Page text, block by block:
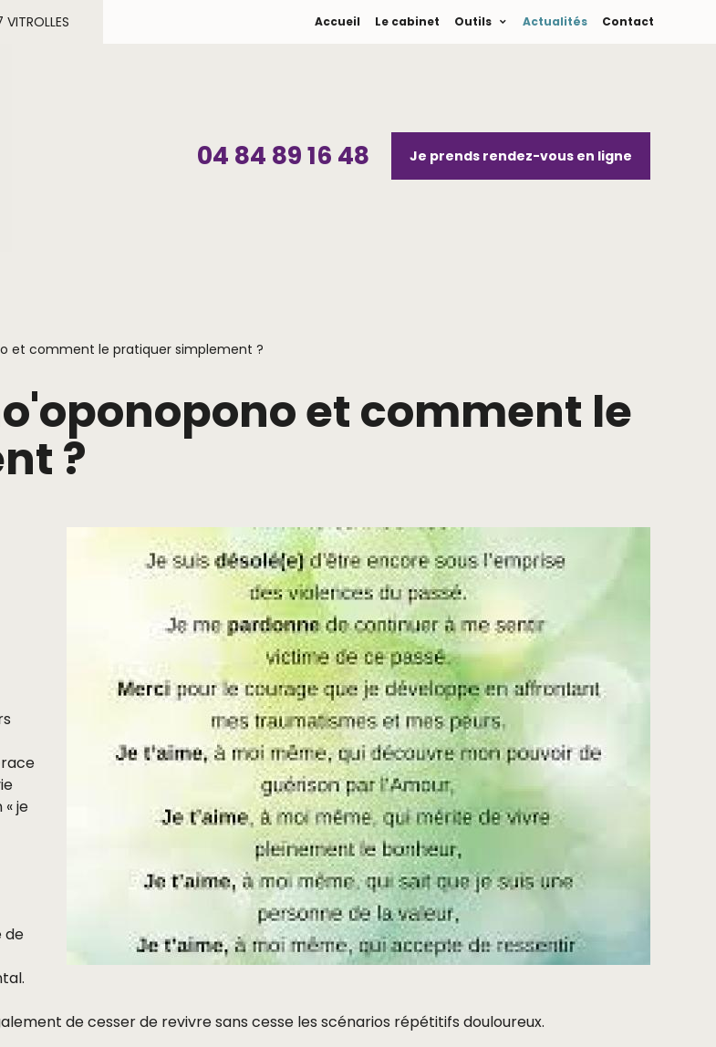
VITROLLES Accueil Le cabinet Outils Actualités Contact
04 84 89 16 48 Je prends rendez-vous en ligne
et comment le pratiquer simplement ?
et comment le
?
je
de
de cesser de revivre sans cesse les scénarios répétitifs douloureux.